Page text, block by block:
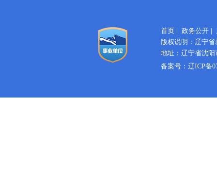
首页 政务公开|
版权说明：辽宁
地址：辽宁省沈
备案号： 辽ICP备